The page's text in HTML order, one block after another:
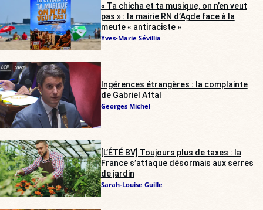
« Ta chicha et ta musique, on n’en veut
pas » : la mairie RN d’Agde face à la
meute « antiraciste »
Yves-Marie Sévillia
Ingérences étrangères : la complainte
de Gabriel Attal
Georges Michel
[L’ÉTÉ BV] Toujours plus de taxes : la
France s’attaque désormais aux serres
de jardin
Sarah-Louise Guille